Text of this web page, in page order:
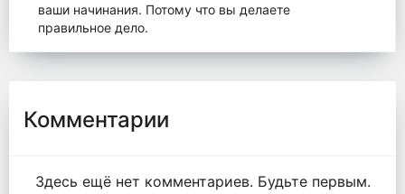
ваши начинания. Потому что вы делаете
правильное дело.
Комментарии
Здесь ещё нет комментариев. Будьте первым.